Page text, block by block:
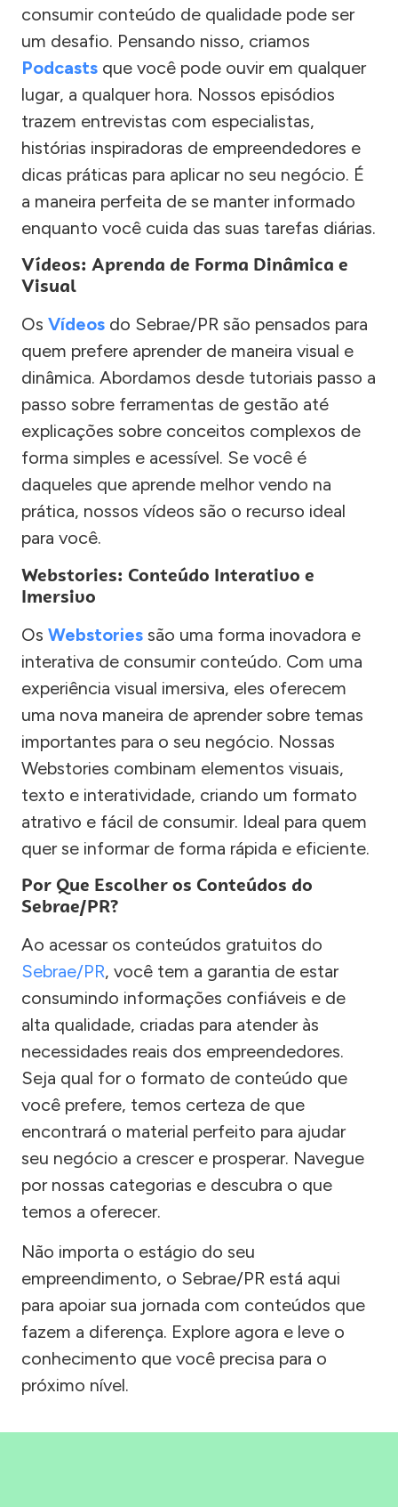
consumir conteúdo de qualidade pode ser
um desafio. Pensando nisso, criamos
Podcasts que você pode ouvir em qualquer
lugar, a qualquer hora. Nossos episódios
trazem entrevistas com especialistas,
histórias inspiradoras de empreendedores e
dicas práticas para aplicar no seu negócio. É
a maneira perfeita de se manter informado
enquanto você cuida das suas tarefas diárias.
Vídeos: Aprenda de Forma Dinâmica e
Visual
Os Vídeos do Sebrae/PR são pensados para
quem prefere aprender de maneira visual e
dinâmica. Abordamos desde tutoriais passo a
passo sobre ferramentas de gestão até
explicações sobre conceitos complexos de
forma simples e acessível. Se você é
daqueles que aprende melhor vendo na
prática, nossos vídeos são o recurso ideal
para você.
Webstories: Conteúdo Interativo e
Imersivo
Os Webstories são uma forma inovadora e
interativa de consumir conteúdo. Com uma
experiência visual imersiva, eles oferecem
uma nova maneira de aprender sobre temas
importantes para o seu negócio. Nossas
Webstories combinam elementos visuais,
texto e interatividade, criando um formato
atrativo e fácil de consumir. Ideal para quem
quer se informar de forma rápida e eficiente.
Por Que Escolher os Conteúdos do
Sebrae/PR?
Ao acessar os conteúdos gratuitos do
Sebrae/PR, você tem a garantia de estar
consumindo informações confiáveis e de
alta qualidade, criadas para atender às
necessidades reais dos empreendedores.
Seja qual for o formato de conteúdo que
você prefere, temos certeza de que
encontrará o material perfeito para ajudar
seu negócio a crescer e prosperar. Navegue
por nossas categorias e descubra o que
temos a oferecer.
Não importa o estágio do seu
empreendimento, o Sebrae/PR está aqui
para apoiar sua jornada com conteúdos que
fazem a diferença. Explore agora e leve o
conhecimento que você precisa para o
próximo nível.